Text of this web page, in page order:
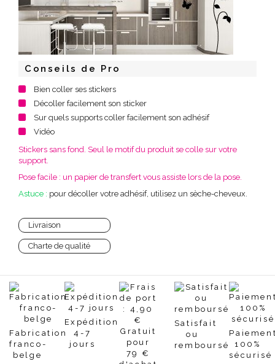
Conseils de Pro
Bien coller ses stickers
Décoller facilement son sticker
Sur quels supports coller facilement son adhésif
Vidéo
Stickers sans fond. Seul le motif du produit se colle sur votre
support.
Pose facile : un papier de transfert vous assiste lors de la pose.
Astuce : pour décoller votre adhésif, utilisez un sèche-cheveux.
Livraison
Charte de qualité
Fabrication
franco-
belge
Expédition
4-7
jours
Satisfait
ou
remboursé
100%
sécurisé